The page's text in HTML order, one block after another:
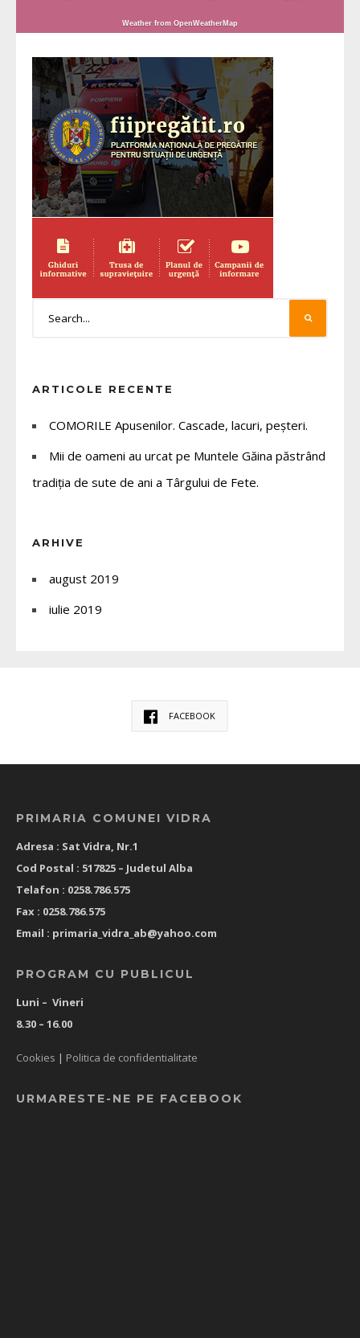
Weather from OpenWeatherMap
ARTICOLE RECENTE
COMORILE Apusenilor. Cascade, lacuri, peșteri.
Mii de oameni au urcat pe Muntele Găina păstrând
tradiția de sute de ani a Târgului de Fete.
ARHIVE
august 2019
iulie 2019
FACEBOOK
PRIMARIA COMUNEI VIDRA
Adresa : Sat Vidra, Nr.1
Cod Postal : 517825 – Judetul Alba
Telafon : 0258.786.575
Fax : 0258.786.575
Email : primaria_vidra_ab@yahoo.com
PROGRAM CU PUBLICUL
Luni – Vineri
8.30 – 16.00
Cookies | Politica de confidentialitate
URMARESTE-NE PE FACEBOOK